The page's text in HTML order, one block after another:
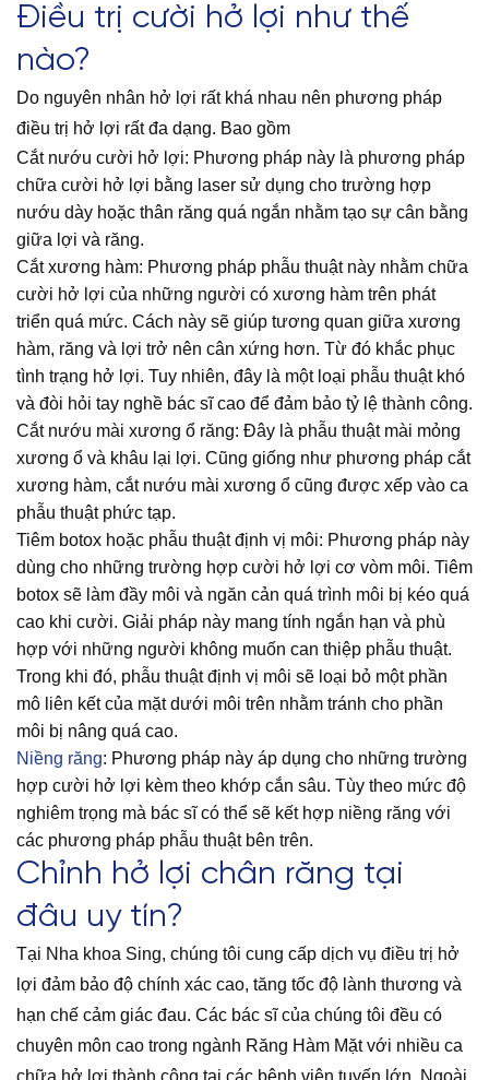
Điều trị cười hở lợi như thế
nào?
Do nguyên nhân hở lợi rất khá nhau nên phương pháp
điều trị hở lợi rất đa dạng. Bao gồm
Cắt nướu cười hở lợi: Phương pháp này là phương pháp
chữa cười hở lợi bằng laser sử dụng cho trường hợp
nướu dày hoặc thân răng quá ngắn nhằm tạo sự cân bằng
giữa lợi và răng.
Cắt xương hàm: Phương pháp phẫu thuật này nhằm chữa
cười hở lợi của những người có xương hàm trên phát
triển quá mức. Cách này sẽ giúp tương quan giữa xương
hàm, răng và lợi trở nên cân xứng hơn. Từ đó khắc phục
tình trạng hở lợi. Tuy nhiên, đây là một loại phẫu thuật khó
và đòi hỏi tay nghề bác sĩ cao để đảm bảo tỷ lệ thành công.
Cắt nướu mài xương ổ răng: Đây là phẫu thuật mài mỏng
xương ổ và khâu lại lợi. Cũng giống như phương pháp cắt
xương hàm, cắt nướu mài xương ổ cũng được xếp vào ca
phẫu thuật phức tạp.
Tiêm botox hoặc phẫu thuật định vị môi: Phương pháp này
dùng cho những trường hợp cười hở lợi cơ vòm môi. Tiêm
botox sẽ làm đầy môi và ngăn cản quá trình môi bị kéo quá
cao khi cười. Giải pháp này mang tính ngắn hạn và phù
hợp với những người không muốn can thiệp phẫu thuật.
Trong khi đó, phẫu thuật định vị môi sẽ loại bỏ một phần
mô liên kết của mặt dưới môi trên nhằm tránh cho phần
môi bị nâng quá cao.
Niềng răng: Phương pháp này áp dụng cho những trường
hợp cười hở lợi kèm theo khớp cắn sâu. Tùy theo mức độ
nghiêm trọng mà bác sĩ có thể sẽ kết hợp niềng răng với
các phương pháp phẫu thuật bên trên.
Chỉnh hở lợi chân răng tại
đâu uy tín?
Tại Nha khoa Sing, chúng tôi cung cấp dịch vụ điều trị hở
lợi đảm bảo độ chính xác cao, tăng tốc độ lành thương và
hạn chế cảm giác đau. Các bác sĩ của chúng tôi đều có
chuyên môn cao trong ngành Răng Hàm Mặt với nhiều ca